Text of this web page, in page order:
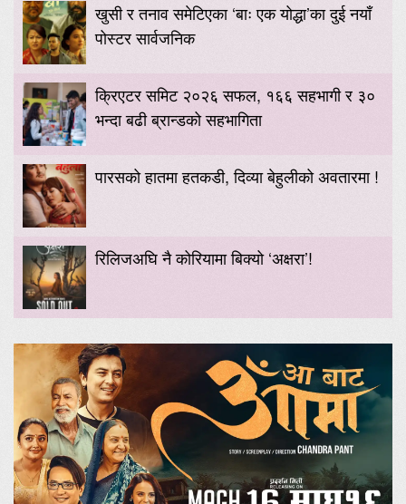
खुसी र तनाव समेटिएका ‘बाः एक योद्धा’का दुई नयाँ
पोस्टर सार्वजनिक
क्रिएटर समिट २०२६ सफल, १६६ सहभागी र ३०
भन्दा बढी ब्रान्डको सहभागिता
पारसको हातमा हतकडी, दिव्या बेहुलीको अवतारमा !
रिलिजअघि नै कोरियामा बिक्यो ‘अक्षरा’!